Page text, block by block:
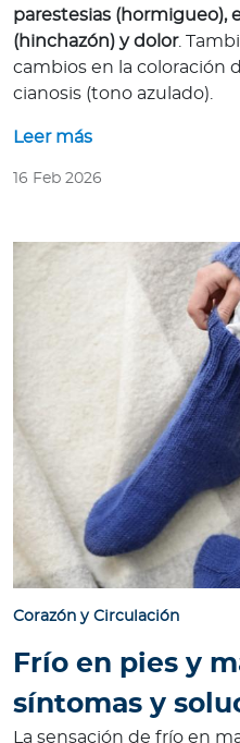
parestesias
(hinchazón) y dolor.
cambios en la coloración
cianosis (tono azulado).
Leer más
16 Feb 2026
Corazón y Circulación
Frío en pies y
síntomas y
La sensación de frío en